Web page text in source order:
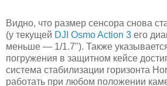
Видно, что размер сенсора снова
(у текущей DJI Osmo Action 3 его
меньше — 1/1.7"). Также
погружения в защитном кейсе
система стабилизации горизонта
работать при любом положении